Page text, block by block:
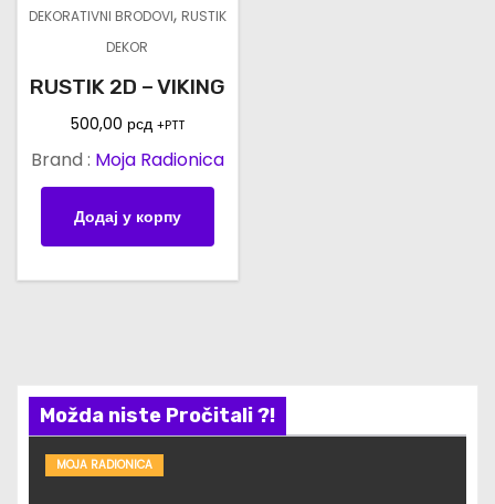
DEKORATIVNI BRODOVI, RUSTIK
DEKOR
RUSTIK 2D – VIKING
500,00 рсд +PTT
Brand : Moja Radionica
Додај у корпу
Možda niste Pročitali ?!
MOJA RADIONICA